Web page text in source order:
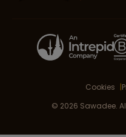
Cookies
© 2026 Sawadee.